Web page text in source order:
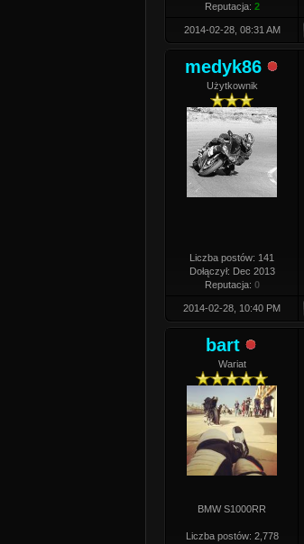
Reputacja: 2
2014-02-28, 08:31 AM
medyk86
Użytkownik
Liczba postów: 141
Dołączył: Dec 2013
Reputacja: 0
2014-02-28, 10:40 PM
bart
Wariat
BMW S1000RR
Liczba postów: 2,778